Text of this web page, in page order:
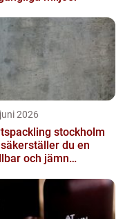
2026
stockholm
du en
och jämn